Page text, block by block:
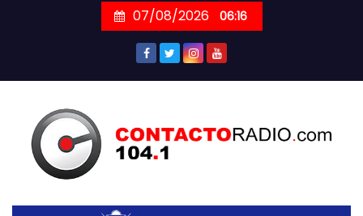
07/08/2026 06:16